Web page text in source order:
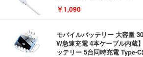
￥1,090
モバイルバッテリー 大容量
W急速充電 4本ケーブル内蔵
ッテリー 5台同時充電 Type-